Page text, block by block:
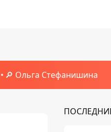
🔎 Ольга Стефанишина